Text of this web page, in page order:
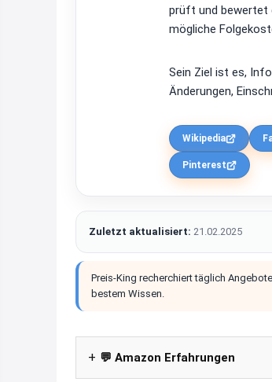
prüft und bewertet
mögliche
Sein Ziel ist es,
Änderungen,
Wikipedia
Pinterest
Zuletzt aktualisiert: 21.02.2025
Preis-King recherchiert täglich
bestem Wissen.
💬 Amazon Erfahrungen